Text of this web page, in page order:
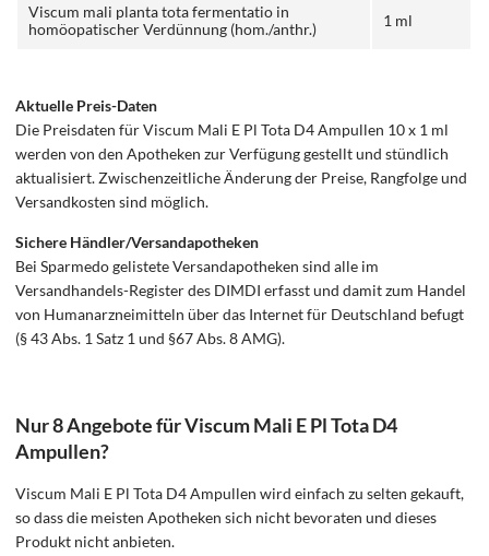
Viscum mali planta tota fermentatio in
homöopatischer Verdünnung (hom./anthr.)
1 ml
Aktuelle Preis-Daten
Die Preisdaten für Viscum Mali E Pl Tota D4 Ampullen 10 x 1 ml
werden von den Apotheken zur Verfügung gestellt und stündlich
aktualisiert. Zwischenzeitliche Änderung der Preise, Rangfolge und
Versandkosten sind möglich.
Sichere Händler/Versandapotheken
Bei Sparmedo gelistete Versandapotheken sind alle im
Versandhandels-Register des DIMDI erfasst und damit zum Handel
von Humanarzneimitteln über das Internet für Deutschland befugt
(§ 43 Abs. 1 Satz 1 und §67 Abs. 8 AMG).
Nur 8 Angebote für Viscum Mali E Pl Tota D4
Ampullen?
Viscum Mali E Pl Tota D4 Ampullen wird einfach zu selten gekauft,
so dass die meisten Apotheken sich nicht bevoraten und dieses
Produkt nicht anbieten.